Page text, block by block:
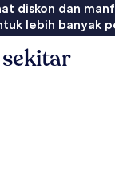
diskon dan
lebih banyak